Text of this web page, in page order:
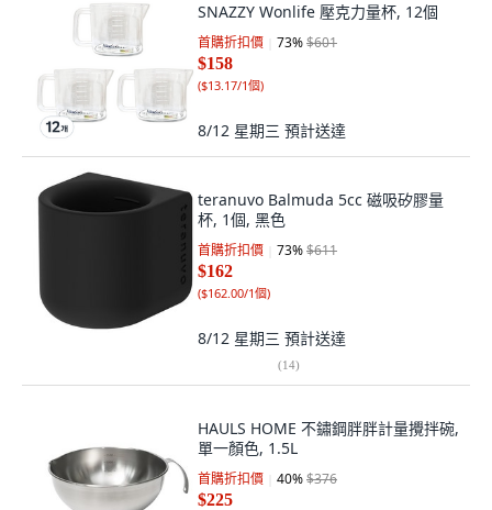
SNAZZY Wonlife 壓克力量杯, 12個
首購折扣價 73%$601
$158
($13.17/1個)
8/12 星期三 預計送達
teranuvo Balmuda 5cc 磁吸矽膠量
杯, 1個, 黑色
首購折扣價 73%$611
$162
($162.00/1個)
8/12 星期三 預計送達
(14)
HAULS HOME 不鏽鋼胖胖計量攪拌碗,
單一顏色, 1.5L
首購折扣價 40%$376
$225